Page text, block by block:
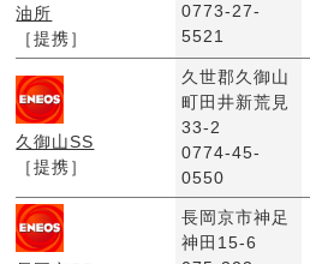
油所
［提携］
0773-27-
5521
久御山SS
［提携］
久世郡久御山
町田井新荒見
33-2
0774-45-
0550
長岡京市神足
神田15-6